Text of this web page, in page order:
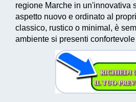
regione Marche in un'innovativa
aspetto nuovo e ordinato al
classico, rustico o minimal, è
ambiente si presenti